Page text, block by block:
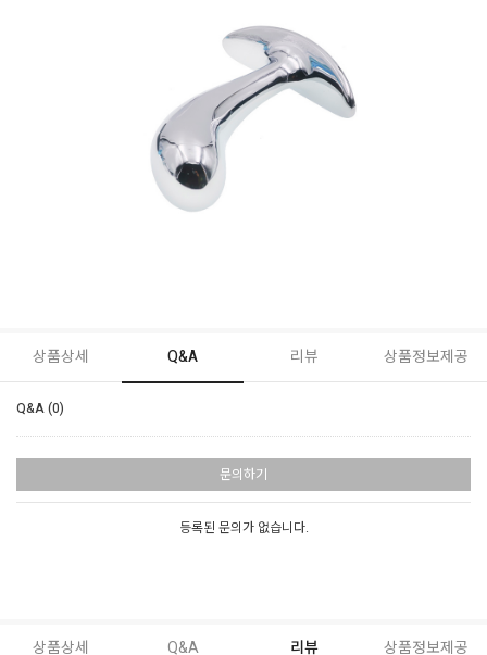
상품상세 Q&A 리뷰 상품정보제공
Q&A (0)
문의하기
등록된 문의가 없습니다.
상품상세 Q&A 리뷰 상품정보제공